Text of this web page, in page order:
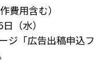
費用含む）
（水）
ジ「広告出稿申込フ